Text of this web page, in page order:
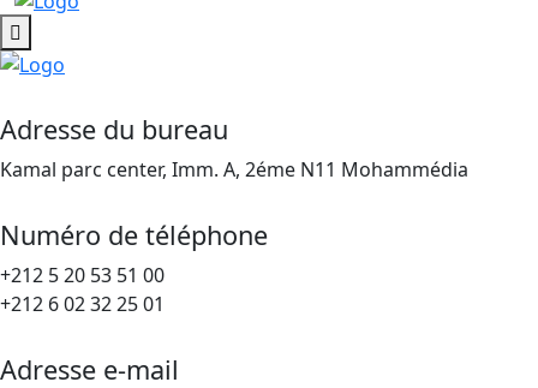
Adresse du bureau
Kamal parc center, Imm. A, 2éme N11 Mohammédia
Numéro de téléphone
+212 5 20 53 51 00
+212 6 02 32 25 01
Adresse e-mail